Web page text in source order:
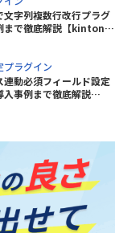
字列複数行改行プラグ
まで徹底解説【kintone
プラグイン
動必須フィールド設定
入事例まで徹底解説